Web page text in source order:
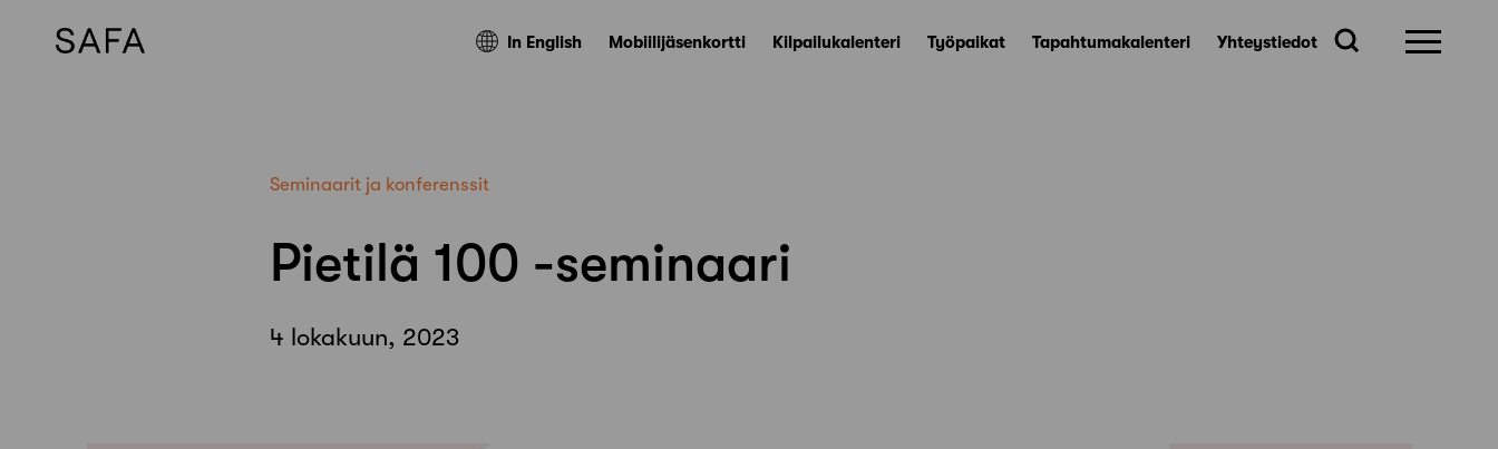
In English Mobiilijäsenkortti Kilpailukalenteri Työpaikat Tapahtumakalenteri Yhteystiedot
Seminaarit ja konferenssit
Pietilä 100 -seminaari
4 lokakuun, 2023